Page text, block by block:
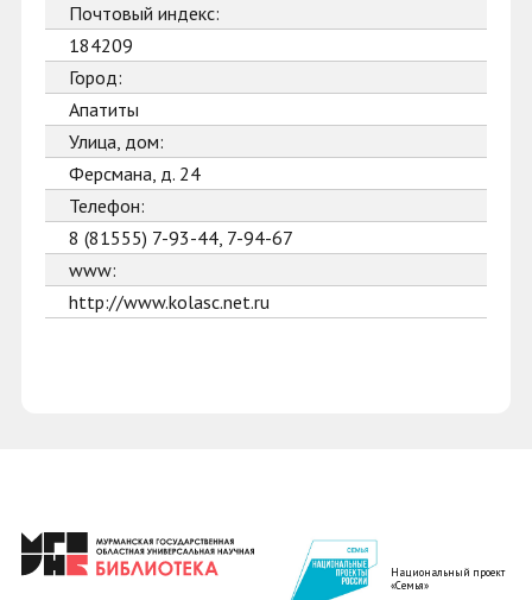
Почтовый индекс:
184209
Город:
Апатиты
Улица, дом:
Ферсмана, д. 24
Телефон:
8 (81555) 7-93-44, 7-94-67
www:
http://www.kolasc.net.ru
Национальный проект
«Семья»